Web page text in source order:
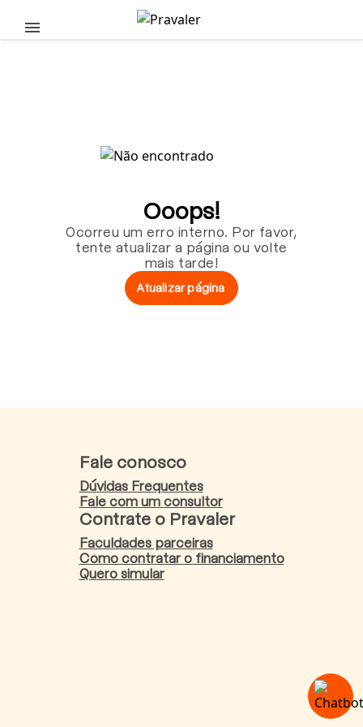
Pular para o conteúdo principal
Ooops!
Ocorreu um erro interno. Por favor,
tente atualizar a página ou volte
mais tarde!
Atualizar página
Fale conosco
Dúvidas Frequentes
Fale com um consultor
Contrate o Pravaler
Faculdades parceiras
Como contratar o financiamento
Quero simular